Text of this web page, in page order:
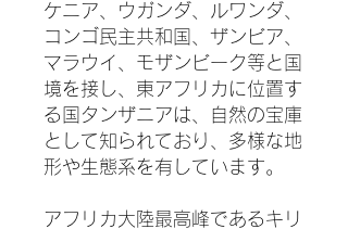
ケニア、ウガンダ、ルワンダ、
コンゴ民主共和国、ザンビア、
マラウイ、モザンビーク等と国
境を接し、東アフリカに位置す
る国タンザニアは、自然の宝庫
として知られており、多様な地
形や生態系を有しています。
アフリカ大陸最高峰であるキリ